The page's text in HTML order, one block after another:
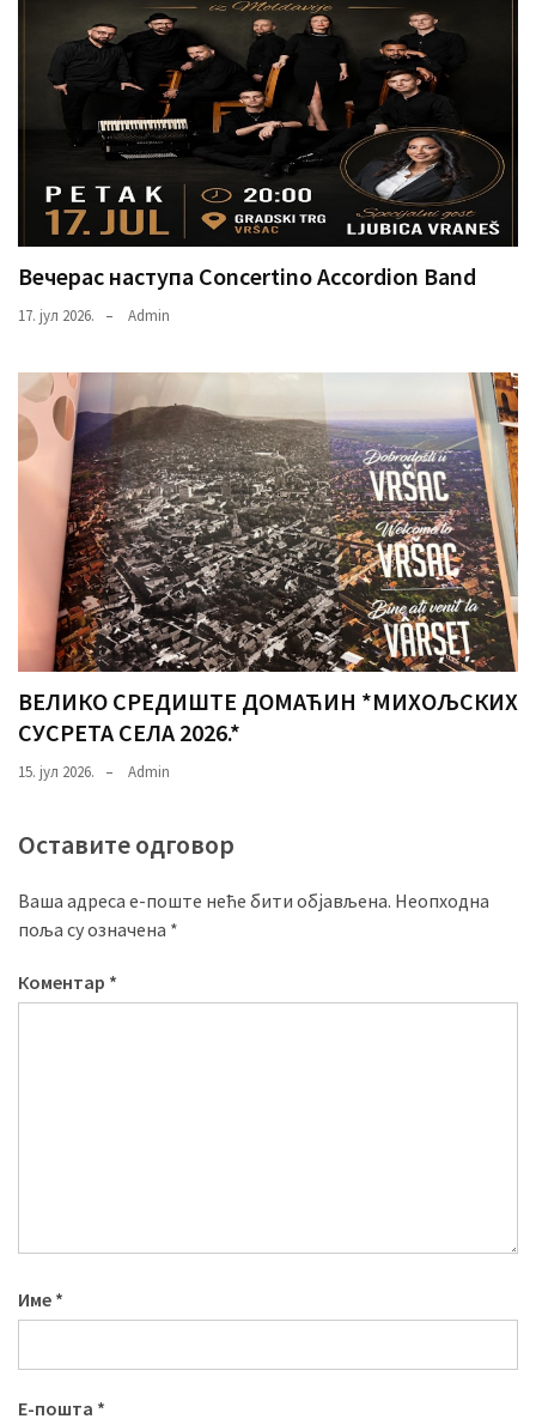
Вечерас наступа Concertino Accordion Band
17. јул 2026. Admin
ВЕЛИКО СРЕДИШТЕ ДОМАЋИН *МИХОЉСКИХ
СУСРЕТА СЕЛА 2026.*
15. јул 2026. Admin
Оставите одговор
Ваша адреса е-поште неће бити објављена. Неопходна
поља су означена *
Коментар *
Име *
Е-пошта *